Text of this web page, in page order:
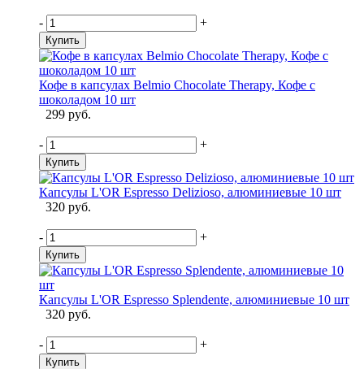
- +
Купить
Кофе в капсулах Belmio Chocolate Therapy, Кофе с
шоколадом 10 шт
299 руб.
- +
Купить
Капсулы L'OR Espresso Delizioso, алюминиевые 10 шт
320 руб.
- +
Купить
Капсулы L'OR Espresso Splendente, алюминиевые 10 шт
320 руб.
- +
Купить